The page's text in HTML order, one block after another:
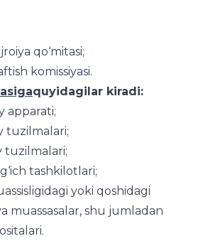
qo‘mitasi;
komissiyasi.
quyidagilar kiradi:
apparati;
tuzilmalari;
tuzilmalari;
tashkilotlari;
yoki qoshidagi
muassasalar, shu jumladan